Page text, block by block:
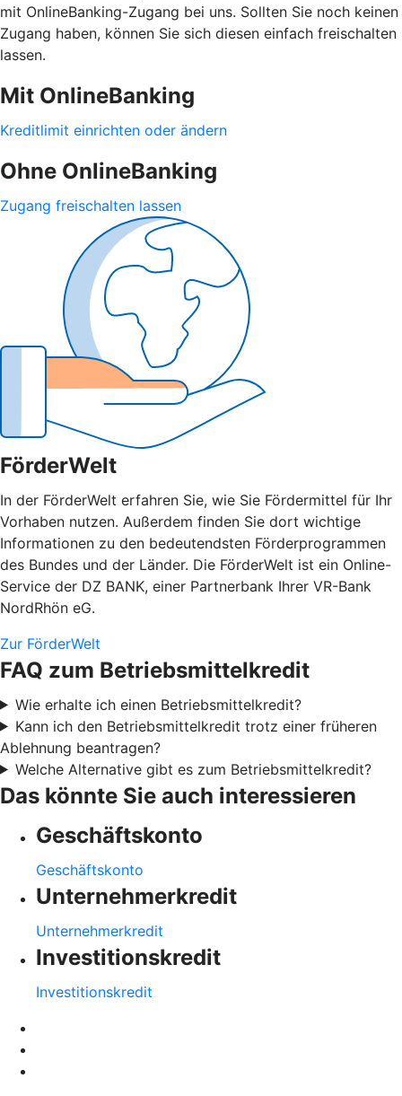
mit OnlineBanking-Zugang bei uns. Sollten Sie noch keinen
Zugang haben, können Sie sich diesen einfach freischalten
lassen.
Mit OnlineBanking
Kreditlimit einrichten oder ändern
Ohne OnlineBanking
Zugang freischalten lassen
FörderWelt
In der FörderWelt erfahren Sie, wie Sie Fördermittel für Ihr
Vorhaben nutzen. Außerdem finden Sie dort wichtige
Informationen zu den bedeutendsten Förderprogrammen
des Bundes und der Länder. Die FörderWelt ist ein Online-
Service der DZ BANK, einer Partnerbank Ihrer VR-Bank
NordRhön eG.
Zur FörderWelt
FAQ zum Betriebsmittelkredit
Wie erhalte ich einen Betriebsmittelkredit?
Kann ich den Betriebsmittelkredit trotz einer früheren
Ablehnung beantragen?
Welche Alternative gibt es zum Betriebsmittelkredit?
Das könnte Sie auch interessieren
Geschäftskonto
Geschäftskonto
Unternehmerkredit
Unternehmerkredit
Investitionskredit
Investitionskredit